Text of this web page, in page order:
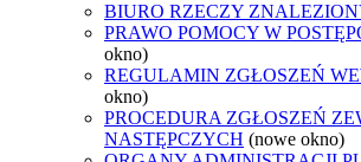
BIURO RZECZY
PRAWO POMOCY W
okno)
REGULAMIN ZGŁOSZEŃ
okno)
PROCEDURA ZGŁOSZEŃ
NASTĘPCZYCH (nowe okno)